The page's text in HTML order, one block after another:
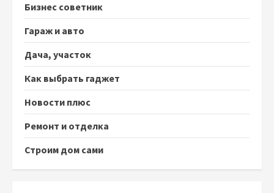
Бизнес советник
Гараж и авто
Дача, участок
Как выбрать гаджет
Новости плюс
Ремонт и отделка
Строим дом сами